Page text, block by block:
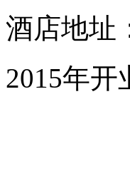
酒店地址
2015年